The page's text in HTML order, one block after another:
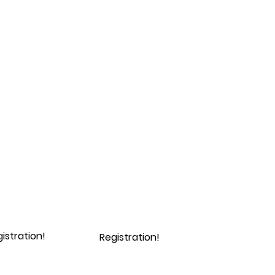
Registration!